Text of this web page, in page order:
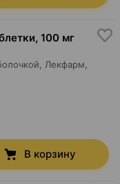
, 100 мг
Лекфарм
В корзину